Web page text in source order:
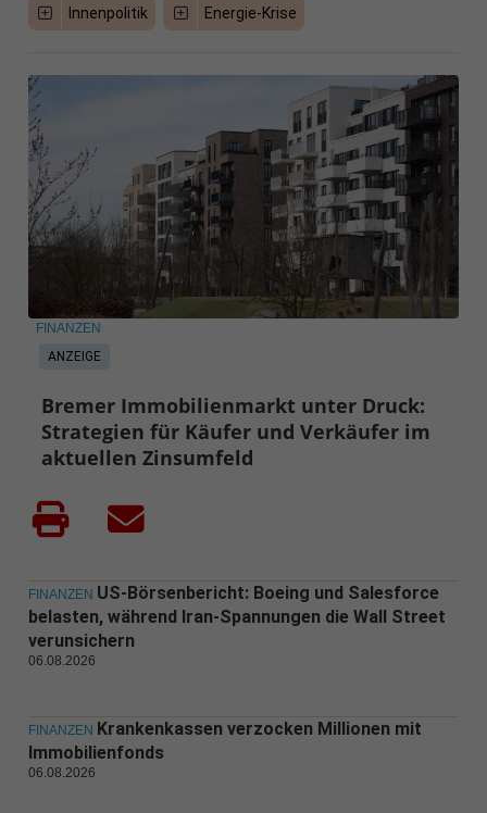
Innenpolitik Energie-Krise
ANZEIGE
FINANZEN
Bremer Immobilienmarkt unter Druck:
Strategien für Käufer und Verkäufer im
aktuellen Zinsumfeld
FINANZEN US-Börsenbericht: Boeing und Salesforce
belasten, während Iran-Spannungen die Wall Street
verunsichern
06.08.2026
FINANZEN Krankenkassen verzocken Millionen mit
Immobilienfonds
06.08.2026